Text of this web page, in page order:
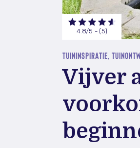
4.8/5 - (5)
TUININSPIRATIE,
Vijver